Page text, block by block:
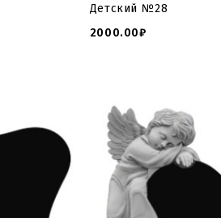
Детский №28
2000.00₽